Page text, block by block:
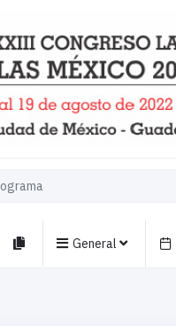
General